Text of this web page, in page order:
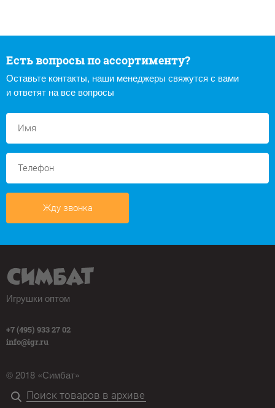
Есть вопросы по ассортименту?
Оставьте контакты, наши менеджеры свяжутся с вами
и ответят на все вопросы
Жду звонка
Игрушки оптом
+7 (495) 933 27 02
info@igr.ru
© 2018 «Симбат»